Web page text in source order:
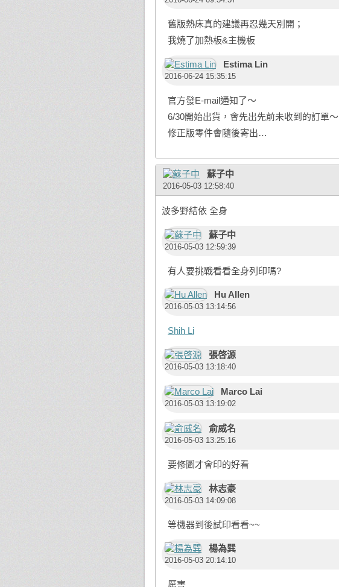
舊版熱床真的建議再忍幾天別開；
我燒了加熱板&主機板
Estima Lin
2016-06-24 15:35:15
官方發E-mail通知了～
6/30開始出貨，會先出先前未收到的訂單～
修正版零件會隨後寄出…
蘇子中
2016-05-03 12:58:40
波多野結依 全身
蘇子中
2016-05-03 12:59:39
有人要挑戰看看全身列印嗎?
Hu Allen
2016-05-03 13:14:56
Shih Li
張啓源
2016-05-03 13:18:40
Marco Lai
2016-05-03 13:19:02
俞威名
2016-05-03 13:25:16
要修圖才會印的好看
林志豪
2016-05-03 14:09:08
等機器到後試印看看~~
楊為巽
2016-05-03 20:14:10
厲害